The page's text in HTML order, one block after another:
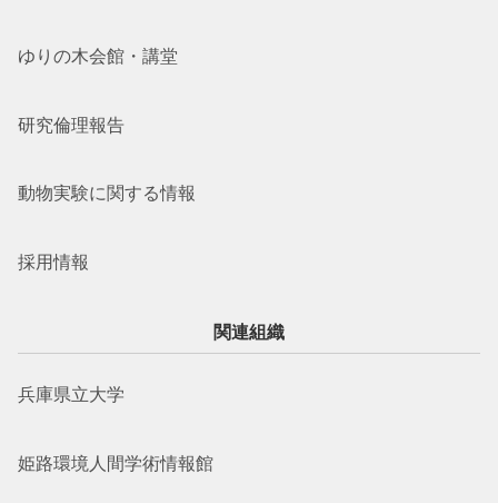
ゆりの木会館・講堂
研究倫理報告
動物実験に関する情報
採用情報
関連組織
兵庫県立大学
姫路環境人間学術情報館